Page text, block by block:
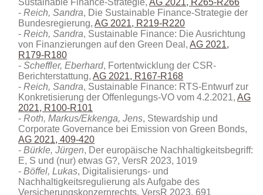
Reich, Sandra, Die Sustainable Finance-Strategie der
Bundesregierung,AG 2021, R219-R220
Reich, Sandra, Sustainable Finance: Die Ausrichtung
von Finanzierungen auf den Green Deal,AG 2021,
R179-R180
Scheffler, Eberhard, Fortentwicklung der CSR-
Berichterstattung,AG 2021, R167-R168
Reich, Sandra, Sustainable Finance: RTS-Entwurf zur
Konkretisierung der Offenlegungs-VO vom 4.2.2021,AG
2021, R100-R101
Roth, Markus/Ekkenga, Jens, Stewardship und
Corporate Governance bei Emission von Green Bonds,
AG 2021, 409-420
Bürkle, Jürgen, Der europäische Nachhaltigkeitsbegriff:
E, S und (nur) etwas G?, VersR 2023, 1019
Böffel, Lukas, Digitalisierungs- und
Nachhaltigkeitsregulierung als Aufgabe des
Versicherungskonzernrechts, VersR 2023, 691